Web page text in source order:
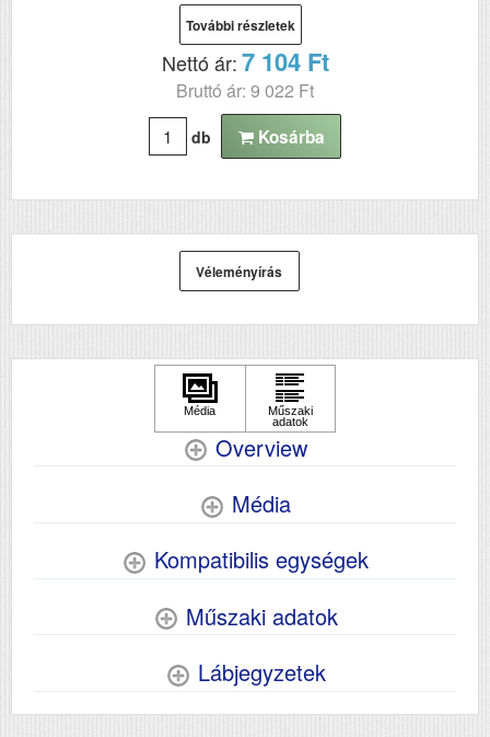
További részletek
Nettó ár:7 104 Ft
Bruttó ár: 9 022 Ft
db Kosárba
Véleményírás
Overview
Média
Kompatibilis egységek
Műszaki adatok
Lábjegyzetek